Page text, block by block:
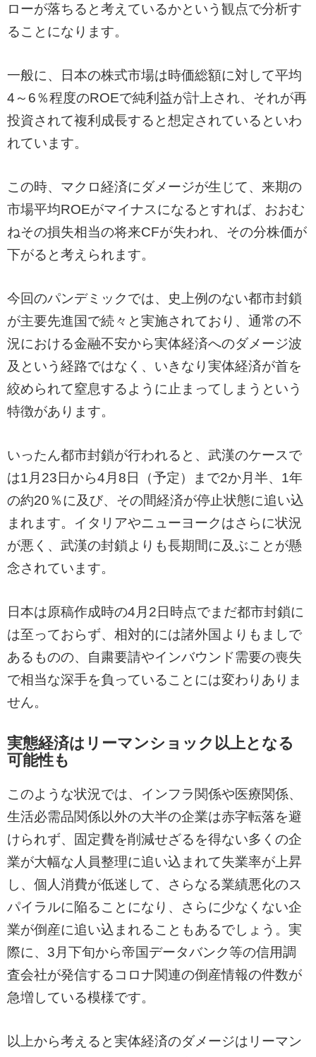
ローが落ちると考えているかという観点で分析す
ることになります。
一般に、日本の株式市場は時価総額に対して平均
4～6％程度のROEで純利益が計上され、それが再
投資されて複利成長すると想定されているといわ
れています。
この時、マクロ経済にダメージが生じて、来期の
市場平均ROEがマイナスになるとすれば、おおむ
ねその損失相当の将来CFが失われ、その分株価が
下がると考えられます。
今回のパンデミックでは、史上例のない都市封鎖
が主要先進国で続々と実施されており、通常の不
況における金融不安から実体経済へのダメージ波
及という経路ではなく、いきなり実体経済が首を
絞められて窒息するように止まってしまうという
特徴があります。
いったん都市封鎖が行われると、武漢のケースで
は1月23日から4月8日（予定）まで2か月半、1年
の約20％に及び、その間経済が停止状態に追い込
まれます。イタリアやニューヨークはさらに状況
が悪く、武漢の封鎖よりも長期間に及ぶことが懸
念されています。
日本は原稿作成時の4月2日時点でまだ都市封鎖に
は至っておらず、相対的には諸外国よりもましで
あるものの、自粛要請やインバウンド需要の喪失
で相当な深手を負っていることには変わりありま
せん。
実態経済はリーマンショック以上となる
可能性も
このような状況では、インフラ関係や医療関係、
生活必需品関係以外の大半の企業は赤字転落を避
けられず、固定費を削減せざるを得ない多くの企
業が大幅な人員整理に追い込まれて失業率が上昇
し、個人消費が低迷して、さらなる業績悪化のス
パイラルに陥ることになり、さらに少なくない企
業が倒産に追い込まれることもあるでしょう。実
際に、3月下旬から帝国データバンク等の信用調
査会社が発信するコロナ関連の倒産情報の件数が
急増している模様です。
以上から考えると実体経済のダメージはリーマン